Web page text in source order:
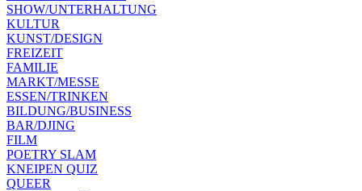
SHOW/UNTERHALTUNG
KULTUR
KUNST/DESIGN
FREIZEIT
FAMILIE
MARKT/MESSE
ESSEN/TRINKEN
BILDUNG/BUSINESS
BAR/DJING
FILM
POETRY SLAM
KNEIPEN QUIZ
QUEER